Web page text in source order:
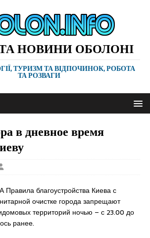
ТА НОВИНИ ОБОЛОНІ
ТУРИЗМ ТА ВІДПОЧИНОК, РОБОТА
ТА РОЗВАГИ
в дневное время
благоустройства Киева с
очистке города запрещают
территорий ночью – с 23.00 до
ранее.